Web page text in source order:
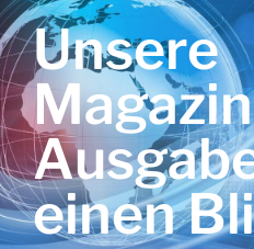
Unsere
einen